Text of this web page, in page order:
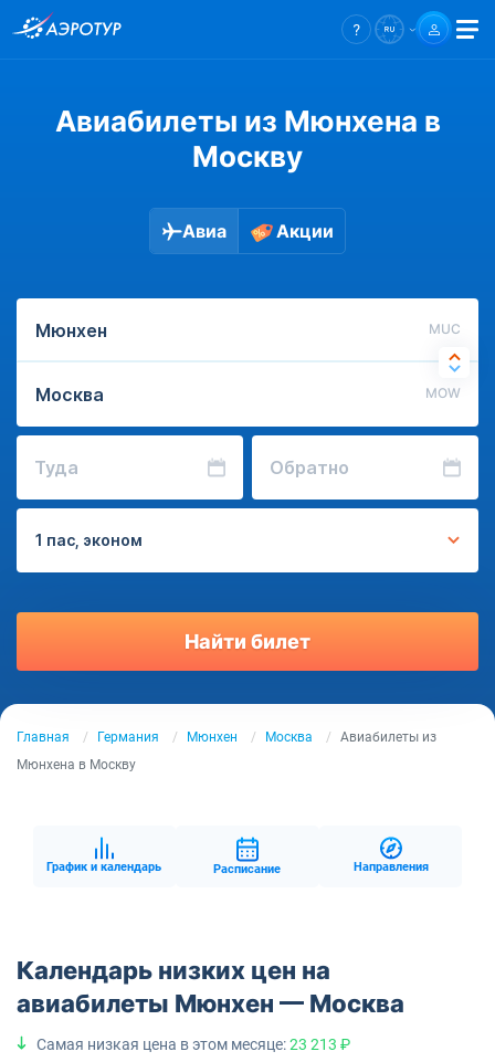
Авиабилеты из Мюнхена в
Москву
Авиа Акции
MUC
MOW
Туда Обратно
1 пас, эконом
Найти билет
Главная Германия Мюнхен Москва
Авиабилеты из
Мюнхена в Москву
График и календарь Расписание Направления
Календарь низких цен на
авиабилеты Мюнхен — Москва
Самая низкая цена в этом месяце:23 213 ₽